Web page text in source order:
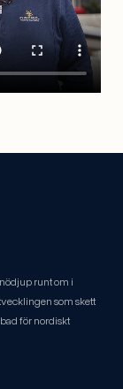
runt om i
som skett
för nordiskt